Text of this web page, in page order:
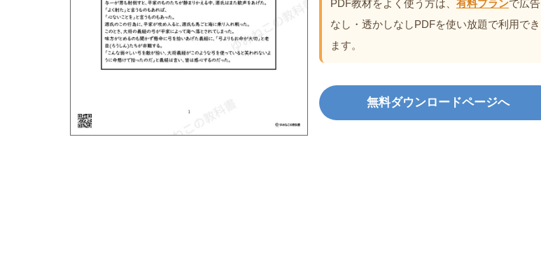
PDF教材をよく使う方は、 有料プランで広告
なし・透かしなしPDFを使い放題で利用でき
ます。
無料ダウンロードページへ